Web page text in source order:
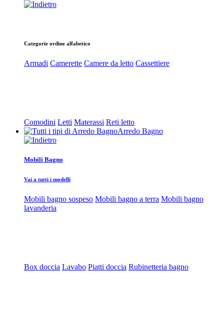
Categorie ordine alfabetico
Armadi Camerette Camere da letto Cassettiere
Comodini Letti Materassi Reti letto
Arredo Bagno
Mobili Bagno
Vai a tutti i modelli
Mobili bagno sospeso Mobili bagno a terra Mobili bagno
lavanderia
Box doccia Lavabo Piatti doccia Rubinetteria bagno